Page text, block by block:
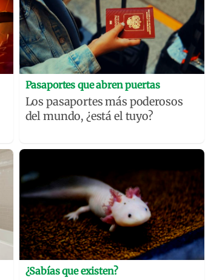
Pasaportes que abren puertas
Los pasaportes más poderosos
del mundo, ¿está el tuyo?
¿Sabías que existen?